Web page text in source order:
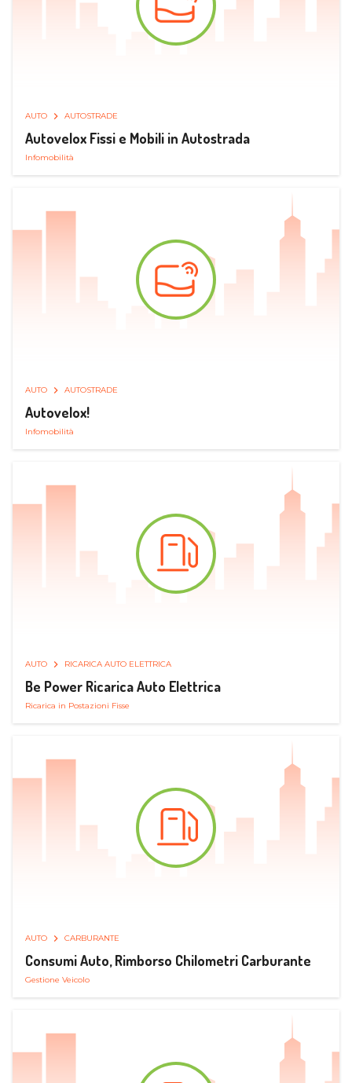
AUTO AUTOSTRADE
Autovelox Fissi e Mobili in Autostrada
Infomobilità
AUTO AUTOSTRADE
Autovelox!
Infomobilità
AUTO RICARICA AUTO ELETTRICA
Be Power Ricarica Auto Elettrica
Ricarica in Postazioni Fisse
AUTO CARBURANTE
Consumi Auto, Rimborso Chilometri Carburante
Gestione Veicolo